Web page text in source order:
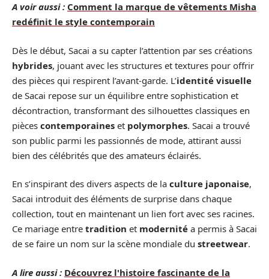
A voir aussi : Comment la marque de vêtements Misha
redéfinit le style contemporain
Dès le début, Sacai a su capter l’attention par ses créations
hybrides, jouant avec les structures et textures pour offrir
des pièces qui respirent l’avant-garde. L’identité visuelle
de Sacai repose sur un équilibre entre sophistication et
décontraction, transformant des silhouettes classiques en
pièces contemporaines et polymorphes. Sacai a trouvé
son public parmi les passionnés de mode, attirant aussi
bien des célébrités que des amateurs éclairés.
En s’inspirant des divers aspects de la culture japonaise,
Sacai introduit des éléments de surprise dans chaque
collection, tout en maintenant un lien fort avec ses racines.
Ce mariage entre tradition et modernité a permis à Sacai
de se faire un nom sur la scène mondiale du streetwear.
A lire aussi : Découvrez l'histoire fascinante de la